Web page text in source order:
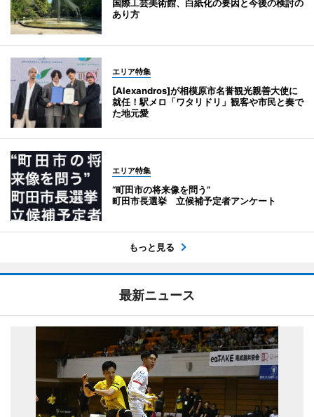
国際工芸美術館、白紙化の要因と今後の検討の
あり方
エリア特集
[Alexandros]が相模原市名誉観光親善大使に
就任！駅メロ「ワタリドリ」観客や市民と奏で
た地元愛
エリア特集
“町田市の将来像を問う”
町田市長選挙 立候補予定者アンケート
もっと見る
最新ニュース